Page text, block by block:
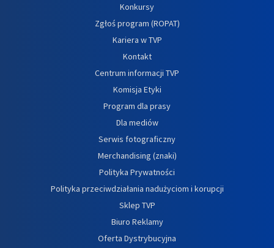
Konkursy
Zgłoś program (ROPAT)
Kariera w TVP
Kontakt
Centrum informacji TVP
Komisja Etyki
Program dla prasy
Dla mediów
Serwis fotograficzny
Merchandising (znaki)
Polityka Prywatności
Polityka przeciwdziałania nadużyciom i korupcji
Sklep TVP
Biuro Reklamy
Oferta Dystrybucyjna